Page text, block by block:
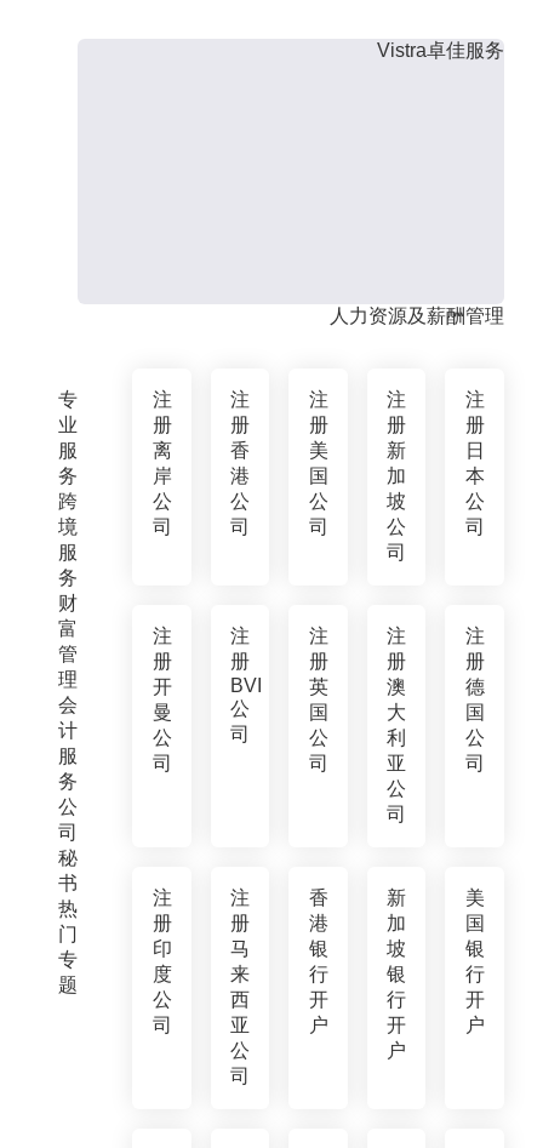
专
业
服
务
跨
境
服
务
财
富
管
理
会
计
服
务
公
司
秘
书
热
门
专
题
Vistra卓佳服务
人力资源及薪酬管理
注
册
离
岸
公
司
注
册
香
港
公
司
注
册
美
国
公
司
注
册
新
加
坡
公
司
注
册
日
本
公
司
注
册
开
曼
公
司
注
册
BVI
公
司
注
册
英
国
公
司
注
册
澳
大
利
亚
公
司
注
册
德
国
公
司
注
册
印
度
公
司
注
册
马
来
西
亚
公
司
香
港
银
行
开
户
新
加
坡
银
行
开
户
美
国
银
行
开
户